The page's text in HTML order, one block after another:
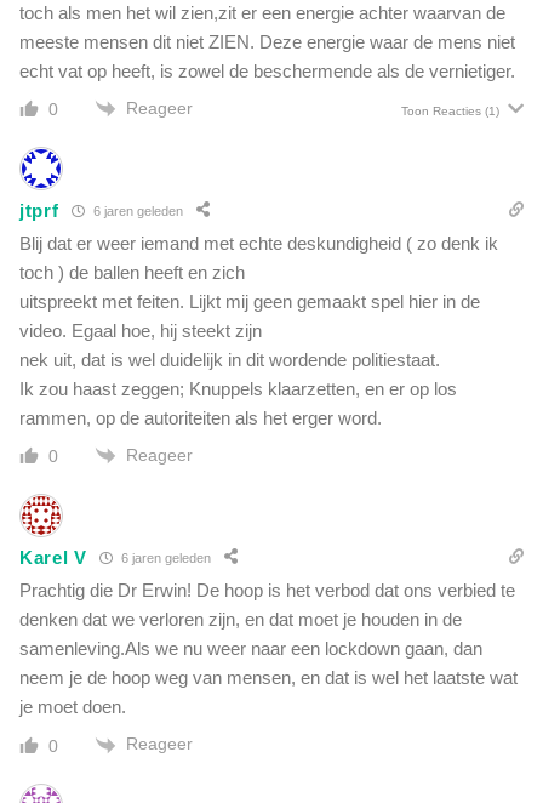
toch als men het wil zien,zit er een energie achter waarvan de
meeste mensen dit niet ZIEN. Deze energie waar de mens niet
echt vat op heeft, is zowel de beschermende als de vernietiger.
0 Reageer Toon Reacties (1)
jtprf 6 jaren geleden
Blij dat er weer iemand met echte deskundigheid ( zo denk ik
toch ) de ballen heeft en zich
uitspreekt met feiten. Lijkt mij geen gemaakt spel hier in de
video. Egaal hoe, hij steekt zijn
nek uit, dat is wel duidelijk in dit wordende politiestaat.
Ik zou haast zeggen; Knuppels klaarzetten, en er op los
rammen, op de autoriteiten als het erger word.
0 Reageer
Karel V 6 jaren geleden
Prachtig die Dr Erwin! De hoop is het verbod dat ons verbied te
denken dat we verloren zijn, en dat moet je houden in de
samenleving.Als we nu weer naar een lockdown gaan, dan
neem je de hoop weg van mensen, en dat is wel het laatste wat
je moet doen.
0 Reageer